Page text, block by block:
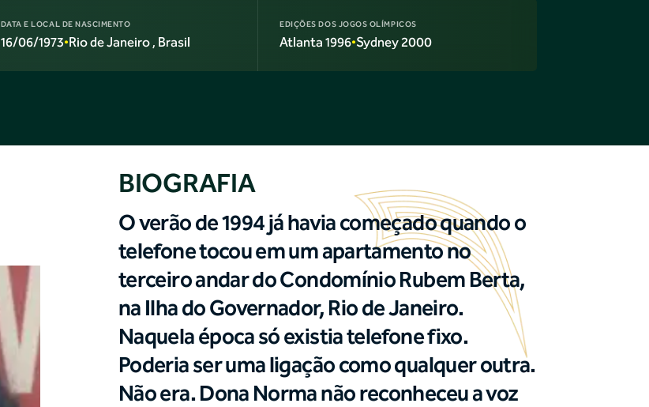
DATA E LOCAL DE NASCIMENTO
16/06/1973•Rio de Janeiro , Brasil
EDIÇÕES DOS JOGOS OLÍMPICOS
Atlanta 1996•Sydney 2000
BIOGRAFIA
O verão de 1994 já havia começado quando o
telefone tocou em um apartamento no
terceiro andar do Condomínio Rubem Berta,
na Ilha do Governador, Rio de Janeiro.
Naquela época só existia telefone fixo.
Poderia ser uma ligação como qualquer outra.
Não era. Dona Norma não reconheceu a voz